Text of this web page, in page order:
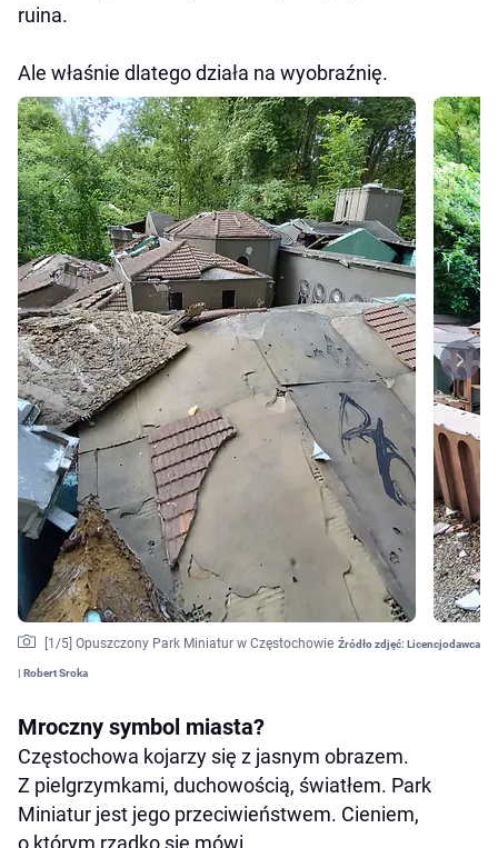
ruina.
Ale właśnie dlatego działa na wyobraźnię.
1 /5] Opuszczony Park Miniatur w Częstochowie Źródło zdjęć: Licencjodawca
| Robert Sroka
Mroczny symbol miasta?
Częstochowa kojarzy się z jasnym obrazem.
Z pielgrzymkami, duchowością, światłem. Park
Miniatur jest jego przeciwieństwem. Cieniem,